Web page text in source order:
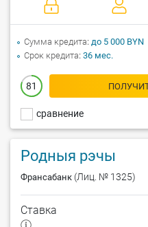
сравнение
81
Сумма кредита до 5 000 BYN
Срок кредита 36 мес.
Родныя рэчы
Франсабанк (Лиц. № 1325)
Ставка